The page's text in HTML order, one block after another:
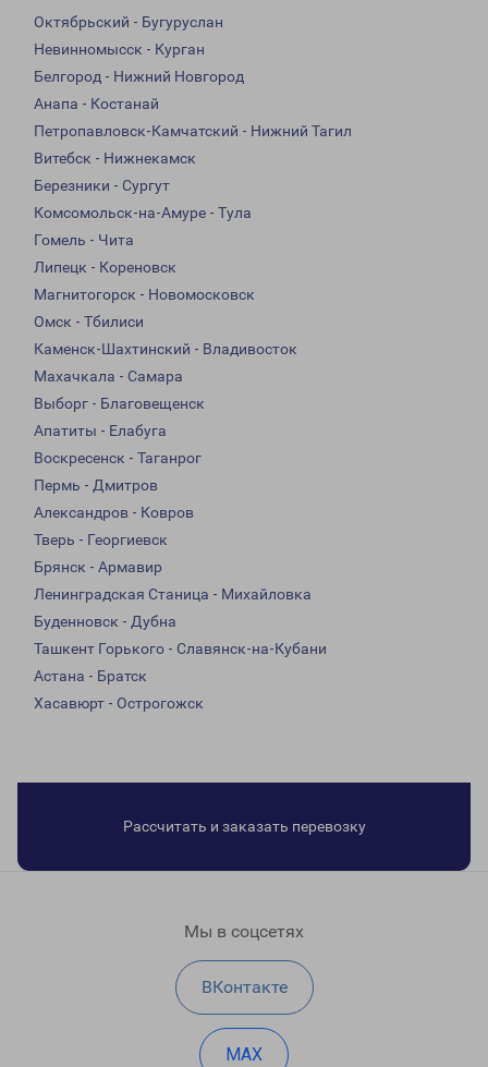
Октябрьский - Бугуруслан
Невинномысск - Курган
Белгород - Нижний Новгород
Анапа - Костанай
Петропавловск-Камчатский - Нижний Тагил
Витебск - Нижнекамск
Березники - Сургут
Комсомольск-на-Амуре - Тула
Гомель - Чита
Липецк - Кореновск
Магнитогорск - Новомосковск
Омск - Тбилиси
Каменск-Шахтинский - Владивосток
Махачкала - Самара
Выборг - Благовещенск
Апатиты - Елабуга
Воскресенск - Таганрог
Пермь - Дмитров
Александров - Ковров
Тверь - Георгиевск
Брянск - Армавир
Ленинградская Станица - Михайловка
Буденновск - Дубна
Ташкент Горького - Славянск-на-Кубани
Астана - Братск
Хасавюрт - Острогожск
Рассчитать и заказать перевозку
Мы в соцсетях
ВКонтакте
MAX